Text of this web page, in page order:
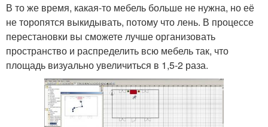
В то же время, какая-то мебель больше не нужна, но её
не торопятся выкидывать, потому что лень. В процессе
перестановки вы сможете лучше организовать
пространство и распределить всю мебель так, что
площадь визуально увеличиться в 1,5-2 раза.